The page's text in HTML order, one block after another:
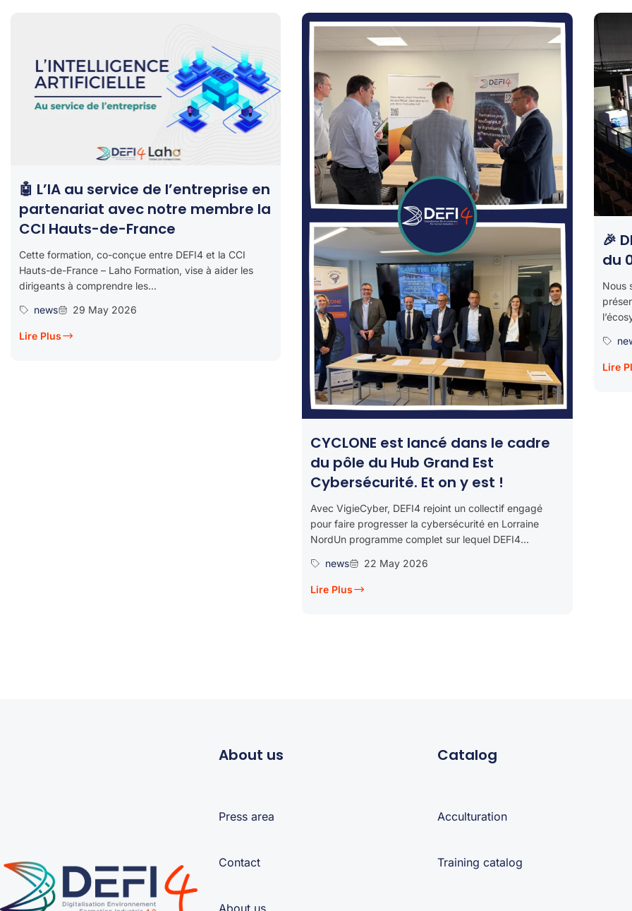
🤖 L’IA au service de l’entreprise en
partenariat avec notre membre la
CCI Hauts-de-France
Cette formation, co-conçue entre DEFI4 et la CCI
Hauts-de-France – Laho Formation, vise à aider les
dirigeants à comprendre les...
news
29 May 2026
Lire Plus
CYCLONE est lancé dans le cadre
du pôle du Hub Grand Est
Cybersécurité. Et on y est !
Avec VigieCyber, DEFI4 rejoint un collectif engagé
pour faire progresser la cybersécurité en Lorraine
NordUn programme complet sur lequel DEFI4...
news
22 May 2026
Lire Plus
🎉
du
Nous
Lire
About us
Press area
Contact
Catalog
Acculturation
Training catalog